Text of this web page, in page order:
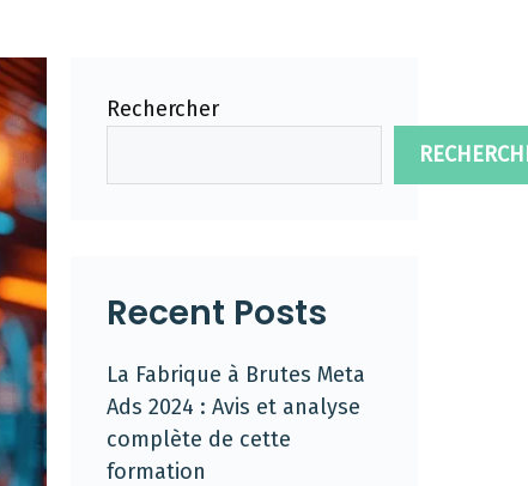
Rechercher
Recent Posts
La Fabrique à Brutes Meta
Ads 2024 : Avis et analyse
complète de cette
formation